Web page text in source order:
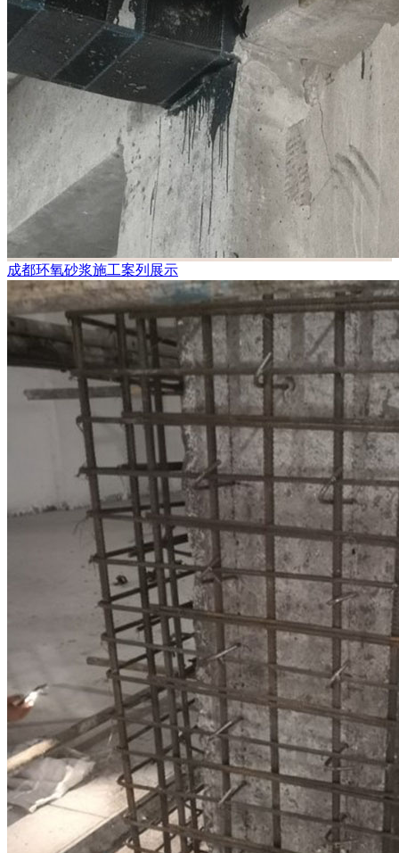
成都环氧砂浆施工案列展示